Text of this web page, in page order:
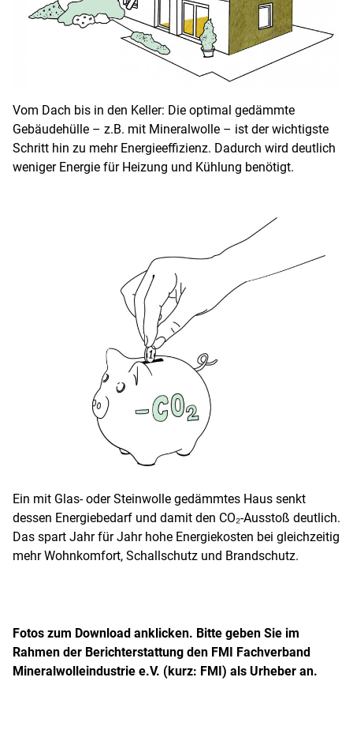
Vom Dach bis in den Keller: Die optimal gedämmte
Gebäudehülle – z.B. mit Mineralwolle – ist der wichtigste
Schritt hin zu mehr Energieeffizienz. Dadurch wird deutlich
weniger Energie für Heizung und Kühlung benötigt.
Ein mit Glas- oder Steinwolle gedämmtes Haus senkt
dessen Energiebedarf und damit den CO₂-Ausstoß deutlich.
Das spart Jahr für Jahr hohe Energiekosten bei gleichzeitig
mehr Wohnkomfort, Schallschutz und Brandschutz.
Fotos zum Download anklicken. Bitte geben Sie im
Rahmen der Berichterstattung den FMI Fachverband
Mineralwolleindustrie e.V. (kurz: FMI) als Urheber an.